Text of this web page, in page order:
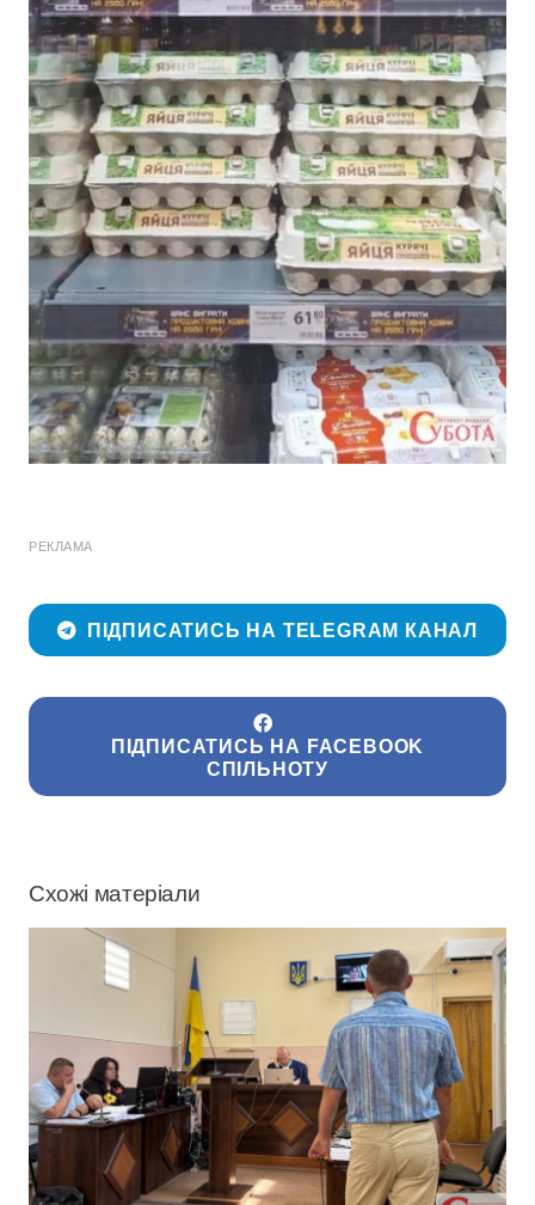
РЕКЛАМА
ПІДПИСАТИСЬ НА TELEGRAM КАНАЛ
ПІДПИСАТИСЬ НА FACEBOOK
СПІЛЬНОТУ
Схожі матеріали